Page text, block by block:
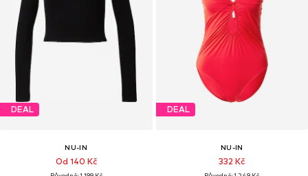
DEAL
NU-IN
Od 140 Kč
DEAL
NU-IN
332 Kč